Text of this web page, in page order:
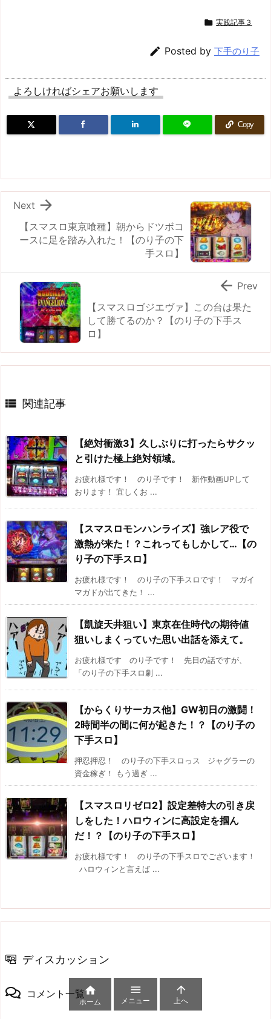
 実践記事３
 Posted by 下手のり子
よろしければシェアお願いします
Copy
【スマスロ東京喰種】朝からドツボコ
ースに足を踏み入れた！【のり子の下
手スロ】

Next
【スマスロゴジエヴァ】この台は果た
して勝てるのか？【のり子の下手ス
ロ】
 Prev
 関連記事
【絶対衝激3】久しぶりに打ったらサクッ
と引けた極上絶対領域。
お疲れ様です！ のり子です！ 新作動画UPして
おります！ 宜しくお ...
【スマスロモンハンライズ】強レア役で
激熱が来た！？これってもしかして…【の
り子の下手スロ】
お疲れ様です！ のり子の下手スロです！ マガイ
マガドが出てきた！ ...
【凱旋天井狙い】東京在住時代の期待値
狙いしまくっていた思い出話を添えて。
お疲れ様です のり子です！ 先日の話ですが、
「のり子の下手スロ劇 ...
【からくりサーカス他】GW初日の激闘！
2時間半の間に何が起きた！？【のり子の
下手スロ】
押忍押忍！ のり子の下手スロっス ジャグラーの
資金稼ぎ！ もう過ぎ ...
【スマスロリゼロ2】設定差特大の引き戻
しをした！ハロウィンに高設定を掴ん
だ！？【のり子の下手スロ】
お疲れ様です！ のり子の下手スロでございます！
ハロウィンと言えば ...
ディスカッション
コメント一覧
ホーム

メニュー

上へ